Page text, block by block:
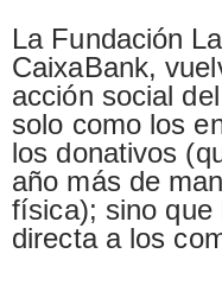
La Fundación
CaixaBank,
acción social
solo como los
los donativos
año más de
física); sino que
directa a los